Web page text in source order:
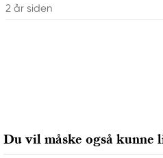
2 år siden
Du vil måske også kunne